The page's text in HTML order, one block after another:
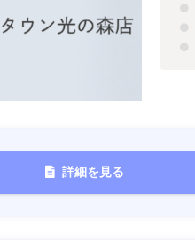
詳細を見る